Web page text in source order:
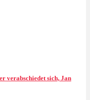
verabschiedet sich, Jan